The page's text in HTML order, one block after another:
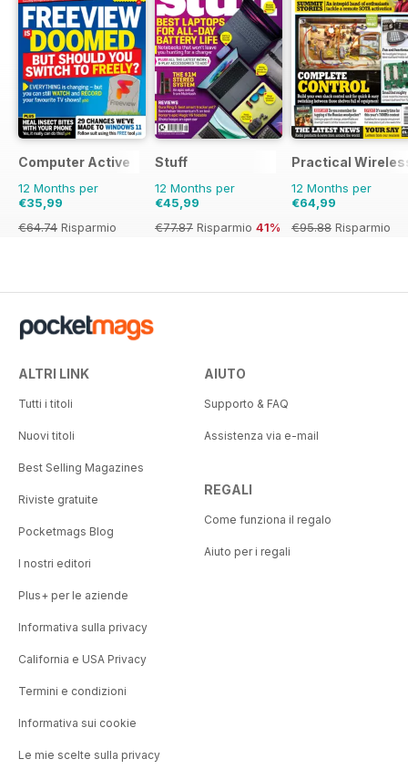
Computer Active
12 Months per
€35,99
€64.74 Risparmio
Stuff
12 Months per
€45,99
€77.87 Risparmio 41%
Practical
12 Months per
€64,99
€95.88 Risparmio
ALTRI LINK
Tutti i titoli
Nuovi titoli
Best Selling Magazines
Riviste gratuite
Pocketmags Blog
I nostri editori
Plus+ per le aziende
Informativa sulla privacy
California e USA Privacy
Termini e condizioni
Informativa sui cookie
Le mie scelte sulla privacy
AIUTO
Supporto & FAQ
Assistenza via e-mail
REGALI
Come funziona il regalo
Aiuto per i regali